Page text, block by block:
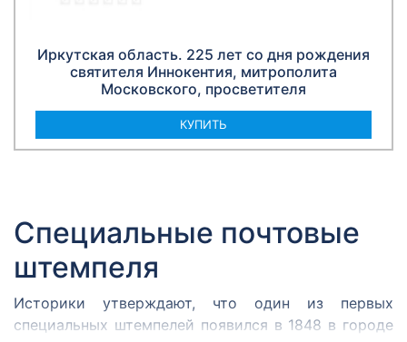
Иркутская область. 225 лет со дня рождения
святителя Иннокентия, митрополита
Московского, просветителя
КУПИТЬ
Специальные почтовые
штемпеля
Историки утверждают, что один из первых
специальных штемпелей появился в 1848 в городе